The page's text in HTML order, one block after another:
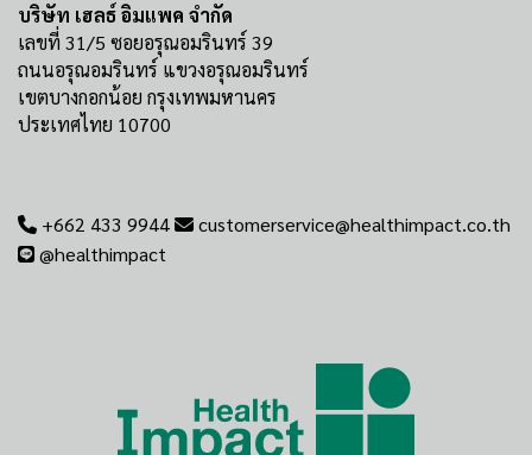
บริษัท เฮลธ์ อิมแพค จำกัด
เลขที่ 31/5 ซอยอรุณอมรินทร์ 39
ถนนอรุณอมรินทร์ แขวงอรุณอมรินทร์
เขตบางกอกน้อย กรุงเทพมหานคร
ประเทศไทย 10700
+662 433 9944
customerservice@healthimpact.co.th
@healthimpact